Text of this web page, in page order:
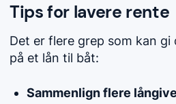
Tips for lavere rente
Det er flere grep som kan gi
på et lån til båt:
Sammenlign flere